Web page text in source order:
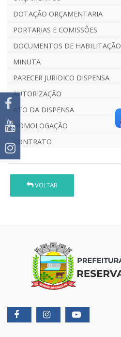
DOTAÇÃO ORÇAMENTARIA
PORTARIAS E COMISSÕES
DOCUMENTOS DE HABILITAÇÃO
MINUTA
PARECER JURIDICO DISPENSA
AUTORIZAÇÃO
ATO DA DISPENSA
HOMOLOGAÇÃO
CONTRATO
VOLTAR